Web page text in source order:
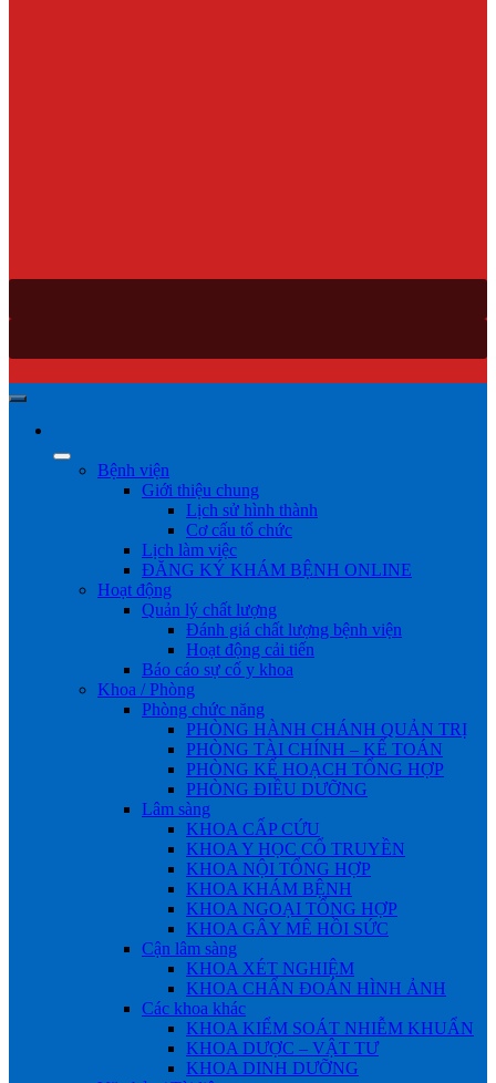
Bệnh viện
Giới thiệu chung
Lịch sử hình thành
Cơ cấu tổ chức
Lịch làm việc
ĐĂNG KÝ KHÁM BỆNH ONLINE
Hoạt động
Quản lý chất lượng
Đánh giá chất lượng bệnh viện
Hoạt động cải tiến
Báo cáo sự cố y khoa
Khoa / Phòng
Phòng chức năng
PHÒNG HÀNH CHÁNH QUẢN TRỊ
PHÒNG TÀI CHÍNH – KẾ TOÁN
PHÒNG KẾ HOẠCH TỔNG HỢP
PHÒNG ĐIỀU DƯỠNG
Lâm sàng
KHOA CẤP CỨU
KHOA Y HỌC CỔ TRUYỀN
KHOA NỘI TỔNG HỢP
KHOA KHÁM BỆNH
KHOA NGOẠI TỔNG HỢP
KHOA GÂY MÊ HỒI SỨC
Cận lâm sàng
KHOA XÉT NGHIỆM
KHOA CHẨN ĐOÁN HÌNH ẢNH
Các khoa khác
KHOA KIỂM SOÁT NHIỄM KHUẨN
KHOA DƯỢC – VẬT TƯ
KHOA DINH DƯỠNG